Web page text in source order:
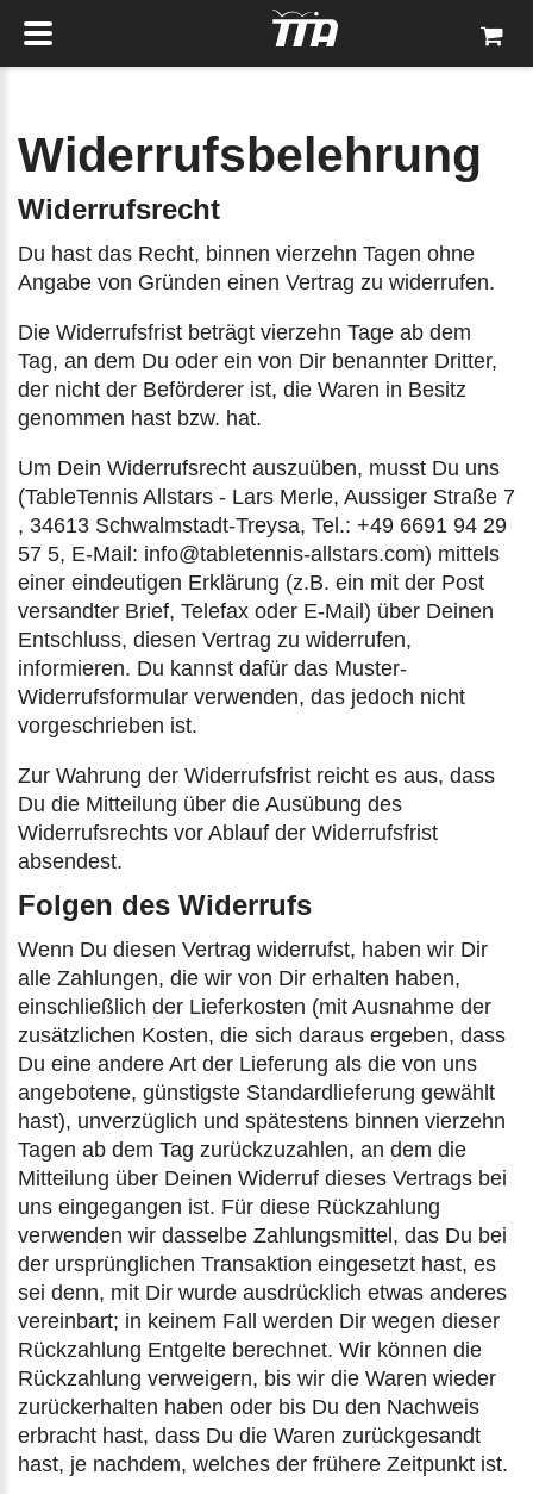
Widerrufsbelehrung
Widerrufsrecht
Du hast das Recht, binnen vierzehn Tagen ohne
Angabe von Gründen einen Vertrag zu widerrufen.
Die Widerrufsfrist beträgt vierzehn Tage ab dem
Tag, an dem Du oder ein von Dir benannter Dritter,
der nicht der Beförderer ist, die Waren in Besitz
genommen hast bzw. hat.
Um Dein Widerrufsrecht auszuüben, musst Du uns
(TableTennis Allstars - Lars Merle, Aussiger Straße 7
, 34613 Schwalmstadt-Treysa, Tel.: +49 6691 94 29
57 5, E-Mail: info@tabletennis-allstars.com) mittels
einer eindeutigen Erklärung (z.B. ein mit der Post
versandter Brief, Telefax oder E-Mail) über Deinen
Entschluss, diesen Vertrag zu widerrufen,
informieren. Du kannst dafür das Muster-
Widerrufsformular verwenden, das jedoch nicht
vorgeschrieben ist.
Zur Wahrung der Widerrufsfrist reicht es aus, dass
Du die Mitteilung über die Ausübung des
Widerrufsrechts vor Ablauf der Widerrufsfrist
absendest.
Folgen des Widerrufs
Wenn Du diesen Vertrag widerrufst, haben wir Dir
alle Zahlungen, die wir von Dir erhalten haben,
einschließlich der Lieferkosten (mit Ausnahme der
zusätzlichen Kosten, die sich daraus ergeben, dass
Du eine andere Art der Lieferung als die von uns
angebotene, günstigste Standardlieferung gewählt
hast), unverzüglich und spätestens binnen vierzehn
Tagen ab dem Tag zurückzuzahlen, an dem die
Mitteilung über Deinen Widerruf dieses Vertrags bei
uns eingegangen ist. Für diese Rückzahlung
verwenden wir dasselbe Zahlungsmittel, das Du bei
der ursprünglichen Transaktion eingesetzt hast, es
sei denn, mit Dir wurde ausdrücklich etwas anderes
vereinbart; in keinem Fall werden Dir wegen dieser
Rückzahlung Entgelte berechnet. Wir können die
Rückzahlung verweigern, bis wir die Waren wieder
zurückerhalten haben oder bis Du den Nachweis
erbracht hast, dass Du die Waren zurückgesandt
hast, je nachdem, welches der frühere Zeitpunkt ist.